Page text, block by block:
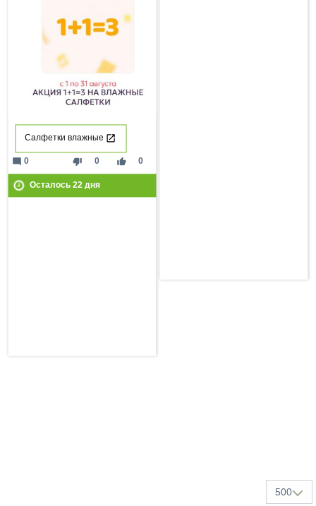
Салфетки влажные
thumb_down 0 thumb_up 0
mode_comment 0
Осталось 22дня
500